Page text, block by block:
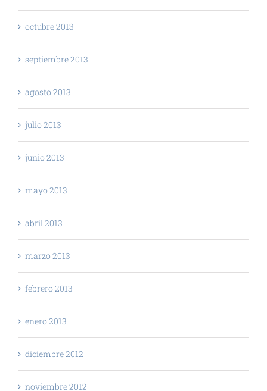
octubre 2013
septiembre 2013
agosto 2013
julio 2013
junio 2013
mayo 2013
abril 2013
marzo 2013
febrero 2013
enero 2013
diciembre 2012
noviembre 2012